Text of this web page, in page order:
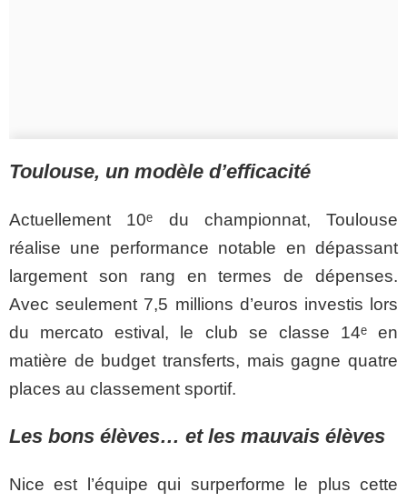
Toulouse, un modèle d’efficacité
Actuellement 10ᵉ du championnat, Toulouse
réalise une performance notable en dépassant
largement son rang en termes de dépenses.
Avec seulement 7,5 millions d’euros investis lors
du mercato estival, le club se classe 14ᵉ en
matière de budget transferts, mais gagne quatre
places au classement sportif.
Les bons élèves… et les mauvais élèves
Nice est l’équipe qui surperforme le plus cette